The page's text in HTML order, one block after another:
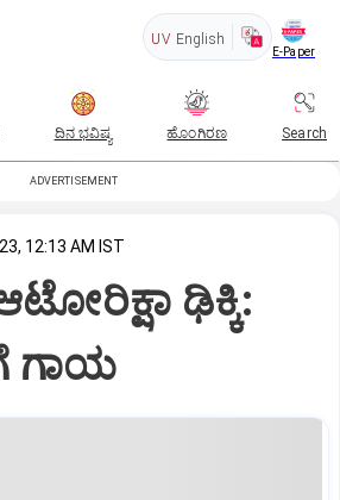
UV English
E-Paper
ದಿನ ಭವಿಷ್ಯ ಹೊಂಗಿರಣ Search
ADVERTISEMENT
12:13 AM IST
ಢಿಕ್ಕಿ:
ಗಾಯ